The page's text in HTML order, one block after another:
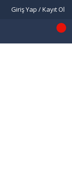
Giriş Yap / Kayıt Ol